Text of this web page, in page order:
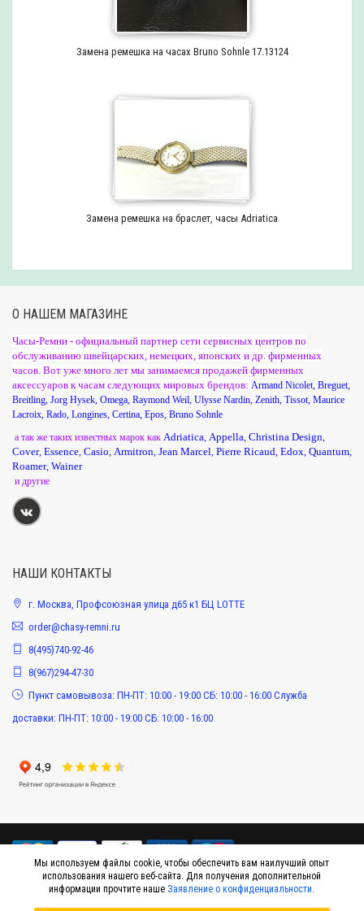
Замена ремешка на часах Bruno Sohnle 17.13124
Замена ремешка на браслет, часы Adriatica
О НАШЕМ МАГАЗИНЕ
Часы-Ремни - официальный партнер сети сервисных центров по
обслуживанию швейцарских, немецких, японских и др. фирменных
часов. Вот уже много лет мы занимаемся продажей фирменных
аксессуаров к часам следующих мировых брендов: Armand Nicolet Breguet
Breitling Jorg Hysek Omega Raymond Weil Ulysse Nardin Zenith Tissot Maurice
Lacroix Rado Longines Certina Epos Bruno Sohnle
а так же таких известных марок как Adriatica Appella Christina Design
Cover, Essence Casio Armitron Jean Marcel Pierre Ricaud Edox Quantum
Roamer, Wainer
и другие
НАШИ КОНТАКТЫ
г. Москва, Профсоюзная улица д65 к1 БЦ LOTTE
order@chasy-remni.ru
8(495)740-92-46
8(967)294-47-30
Пункт самовывоза: ПН-ПТ: 10:00 - 19:00 СБ: 10:00 - 16:00 Служба
доставки: ПН-ПТ: 10:00 - 19:00 СБ: 10:00 - 16:00
Мы используем файлы cookie, чтобы обеспечить вам наилучший опыт
использования нашего веб-сайта. Для получения дополнительной
информации прочтите наше Заявление о конфиденциальности.